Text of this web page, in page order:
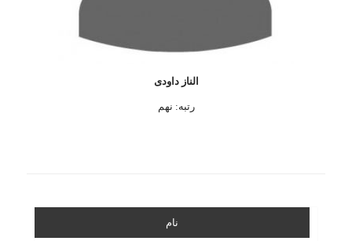
الناز داودی
رتبه: نهم
نام